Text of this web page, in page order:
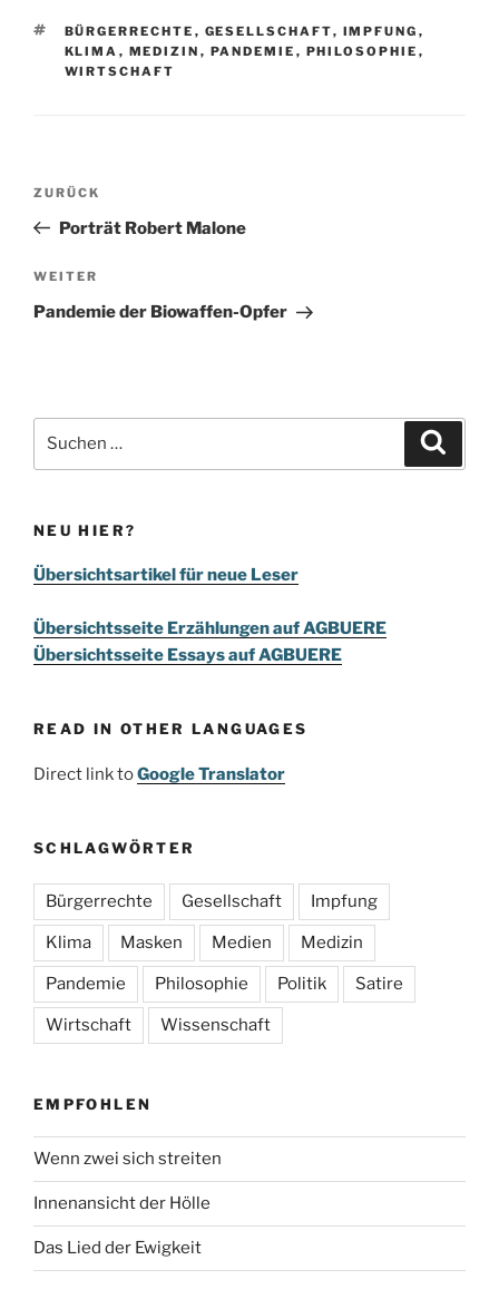
SCHLAGWÖRTER
BÜRGERRECHTE , GESELLSCHAFT, IMPFUNG ,
KLIMA , MEDIZIN , PANDEMIE , PHILOSOPHIE ,
WIRTSCHAFT
Beitragsnavigation
Vorheriger
Beitrag
ZURÜCK
Porträt Robert Malone
Nächster
Beitrag
WEITER
Pandemie der Biowaffen-Opfer
nach:
NEU HIER?
Übersichtsartikel für neue Leser
Übersichtsseite Erzählungen auf AGBUERE
Übersichtsseite Essays auf AGBUERE
READ IN OTHER LANGUAGES
Direct link toGoogle Translator
SCHLAGWÖRTER
Bürgerrechte Gesellschaft Impfung
Klima Masken Medien Medizin
Pandemie Philosophie Politik Satire
Wirtschaft Wissenschaft
EMPFOHLEN
Wenn zwei sich streiten
Innenansicht der Hölle
Das Lied der Ewigkeit